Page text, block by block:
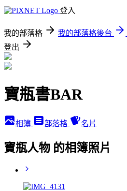
登入
我的部落格 我的部落格後台
登出
寶瓶書BAR
相簿 部落格 名片
寶瓶人物 的相簿照片